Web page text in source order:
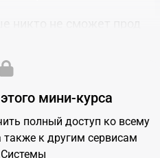
мини-курса
полный доступ ко всему
также к другим сервисам